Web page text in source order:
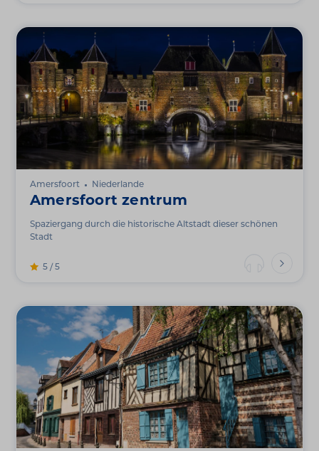
Amersfoort Niederlande
Amersfoort zentrum
Spaziergang durch die historische Altstadt dieser schönen
Stadt
5 / 5